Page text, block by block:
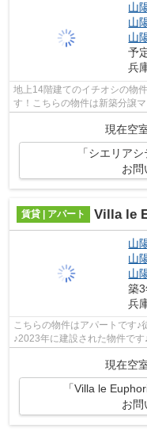
山
山
山
予
兵
地上14階建てのイチオシの物
す！こちらの物件は新築分譲
がある物件です！ピタットハ
現在空
「シエリア
お問
賃貸 | アパート Villa le
山
山
山
築
兵
こちらの物件はアパートです♪
♪2023年に建設された物件で
現在空
「Villa le
お問